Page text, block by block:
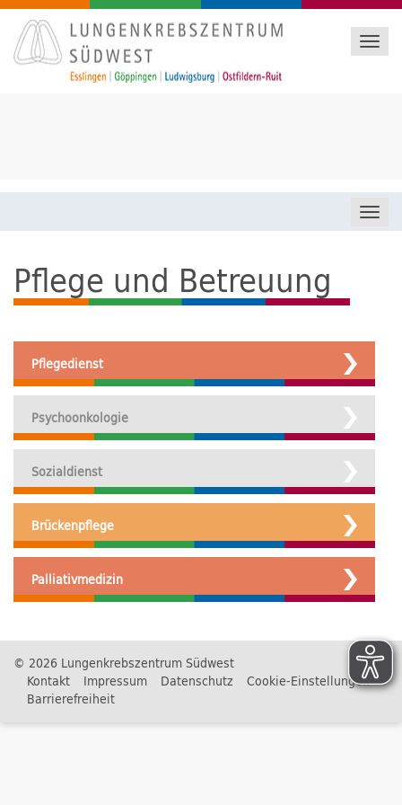
Pflege und Betreuung
Pflegedienst
Psychoonkologie
Sozialdienst
Brückenpflege
Palliativmedizin
© 2026 Lungenkrebszentrum Südwest
Kontakt
Impressum Datenschutz
Cookie-Einstellungen
Barrierefreiheit